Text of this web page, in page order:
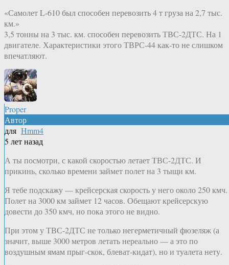
«Самолет L-610 был способен перевозить 4 т груза на 2,7 тыс.
км.»
3,5 тонны на 3 тыс. км. способен перевозить ТВС-2ДТС. На 1
двигателе. Характеристики этого ТВРС-44 как-то не слишком
впечатляют.
Proper
Автор
для Hmm4
5 лет назад
А ты посмотри, с какой скоростью летает ТВС-2ДТС. И
прикинь, сколько времени займет полет на 3 тыщи км.
Я тебе подскажу — крейсерская скорость у него около 250 кмч.
Полет на 3000 км займет 12 часов. Обещают крейсерскую
довести до 350 кмч, но пока этого не видно.
При этом у ТВС-2ДТС не только негерметичный фюзеляж (а
значит, выше 3000 метров летать нереально — а это по
воздушным ямам прыг-скок, блеват-кидат), но и туалета нету.